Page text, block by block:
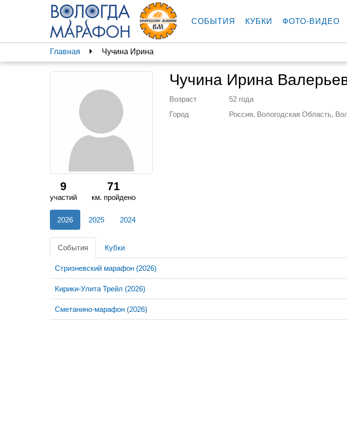
СОБЫТИЯ КУБКИ ФОТО-ВИДЕО
Главная Чучина Ирина
Чучина Ирина
Возраст
52 года
Город
Россия, Вологодская Область,
9
участий
71
км. пройдено
2026 2025 2024
События Кубки
Стризневский марафон (2026)
Кирики-Улита Трейл (2026)
Сметанино-марафон (2026)